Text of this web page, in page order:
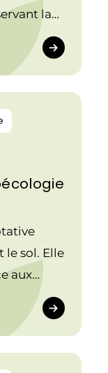
la
la
le sol. Elle
aux